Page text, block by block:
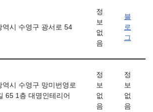
역시 수영구 광서로 54
정
보
없
음
블
로
그
역시 수영구 망미번영로
65 1층 대명인테리어
정
보
없
음
정
보
없
음